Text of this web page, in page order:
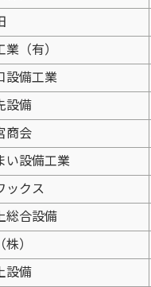
（有）
設備工業
設備
商会
い設備工業
ックス
総合設備
）
設備